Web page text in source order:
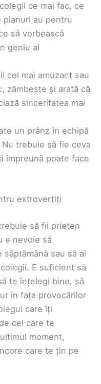
ce mai fac, ce
planuri au pentru
să vorbească
geniu al
cel mai amuzant sau
zâmbește și arată că
sinceritatea mai
un prânz în echipă
trebuie să fie ceva
împreună poate face
extrovertiți
să fii prieten
e nevoie să
sau să ai
E suficient să
te înțelegi bine, să
în fața provocărilor
care îți
cel care te
moment,
care te țin pe